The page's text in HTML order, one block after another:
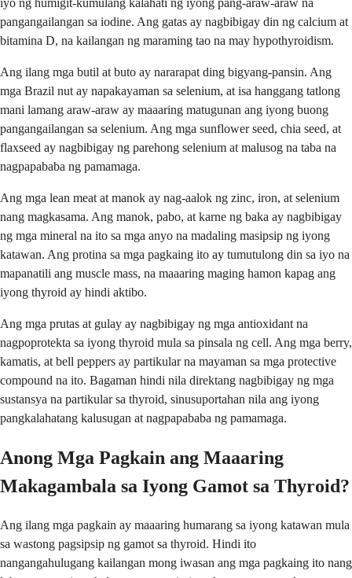
pangangailangan sa iodine. Ang gatas ay nagbibigay din ng calcium at
bitamina D, na kailangan ng maraming tao na may hypothyroidism.
Ang ilang mga butil at buto ay nararapat ding bigyang-pansin. Ang
mga Brazil nut ay napakayaman sa selenium, at isa hanggang tatlong
mani lamang araw-araw ay maaaring matugunan ang iyong buong
pangangailangan sa selenium. Ang mga sunflower seed, chia seed, at
flaxseed ay nagbibigay ng parehong selenium at malusog na taba na
nagpapababa ng pamamaga.
Ang mga lean meat at manok ay nag-aalok ng zinc, iron, at selenium
nang magkasama. Ang manok, pabo, at karne ng baka ay nagbibigay
ng mga mineral na ito sa mga anyo na madaling masipsip ng iyong
katawan. Ang protina sa mga pagkaing ito ay tumutulong din sa iyo na
mapanatili ang muscle mass, na maaaring maging hamon kapag ang
iyong thyroid ay hindi aktibo.
Ang mga prutas at gulay ay nagbibigay ng mga antioxidant na
nagpoprotekta sa iyong thyroid mula sa pinsala ng cell. Ang mga berry,
kamatis, at bell peppers ay partikular na mayaman sa mga protective
compound na ito. Bagaman hindi nila direktang nagbibigay ng mga
sustansya na partikular sa thyroid, sinusuportahan nila ang iyong
pangkalahatang kalusugan at nagpapababa ng pamamaga.
Anong Mga Pagkain ang Maaaring
Makagambala sa Iyong Gamot sa Thyroid?
Ang ilang mga pagkain ay maaaring humarang sa iyong katawan mula
sa wastong pagsipsip ng gamot sa thyroid. Hindi ito
nangangahulugang kailangan mong iwasan ang mga pagkaing ito nang